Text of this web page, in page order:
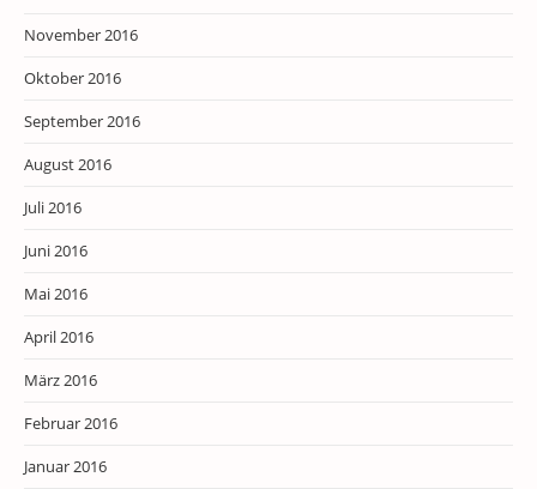
November 2016
Oktober 2016
September 2016
August 2016
Juli 2016
Juni 2016
Mai 2016
April 2016
März 2016
Februar 2016
Januar 2016